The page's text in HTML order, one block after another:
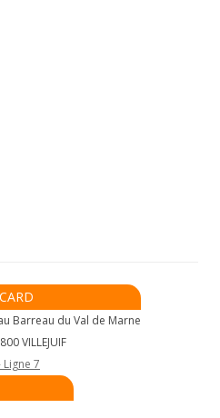
Barreau du Val de Marne
VILLEJUIF
7